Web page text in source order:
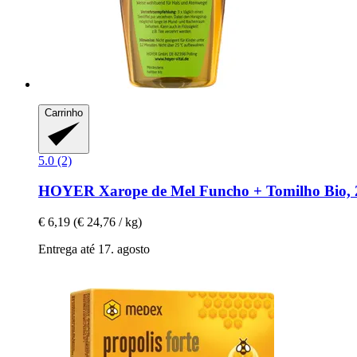
Carrinho
5.0 (2)
HOYER Xarope de Mel Funcho + Tomilho Bio,
€ 6,19 (€ 24,76 / kg)
Entrega até 17. agosto